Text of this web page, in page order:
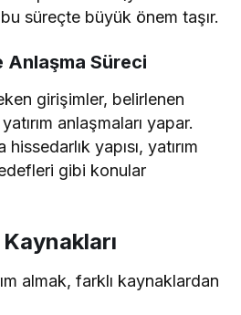
süreçte büyük önem taşır.
Anlaşma Süreci
girişimler, belirlenen
anlaşmaları yapar.
yapısı, yatırım
gibi konular
Kaynakları
almak, farklı kaynaklardan